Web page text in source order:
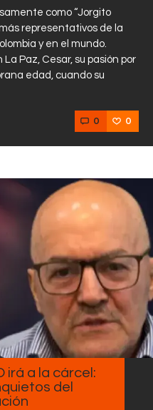
como “Jorgito
representativos de la
y en el mundo.
Paz, Cesar, su pasión por
edad, cuando su
0 0
irá a la cárcel:
del